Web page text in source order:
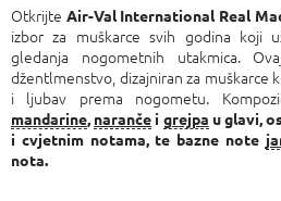
cijenu:
Otkrijte Air-Val International Real
izbor za muškarce svih godina koji
gledanja nogometnih utakmica.
džentlmenstvo, dizajniran za muškarce
i ljubav prema nogometu.
mandarine, naranče i grejpa u glavi,
i cvjetnim notama, te bazne note
nota.